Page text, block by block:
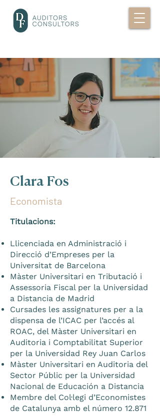
Clara Fos
Economista
Titulacions:
Llicenciada en Administració i
Direcció d’Empreses per la
Universitat de Barcelona
Màster Universitari en Tributació i
Assessoria Fiscal per la Universidad
a Distancia de Madrid
Cursades les assignatures per a la
dispensa de l’ICAC per l’accés al
ROAC, del Màster Universitari en
Auditoria i Comptabilitat Superior
per la Universidad Rey Juan Carlos
Màster Universitari en Auditoria del
Sector Públic per la Universidad
Nacional de Educación a Distancia
Membre del Col·legi d’Economistes
de Catalunya amb el número 12.871